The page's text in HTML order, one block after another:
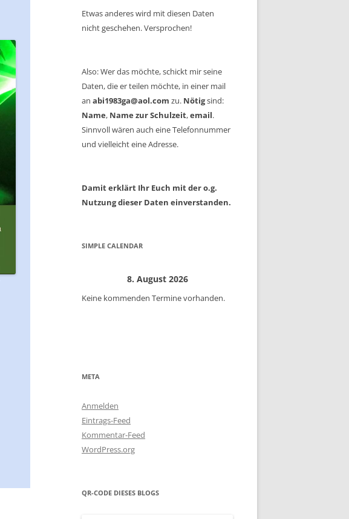
Etwas anderes wird mit diesen Daten
nicht geschehen. Versprochen!
Also: Wer das möchte, schickt mir seine
Daten, die er teilen möchte, in einer mail
an abi1983ga@aol.com zu. Nötigsind:
Name, Name zur Schulzeit,email.
Sinnvoll wären auch eine Telefonnummer
und vielleicht eine Adresse.
Damit erklärt Ihr Euch mit der o.g.
Nutzung dieser Daten einverstanden.
SIMPLE CALENDAR
8. August 2026
Keine kommenden Termine vorhanden.
META
Anmelden
Eintrags-Feed
Kommentar-Feed
WordPress.org
QR-CODE DIESES BLOGS